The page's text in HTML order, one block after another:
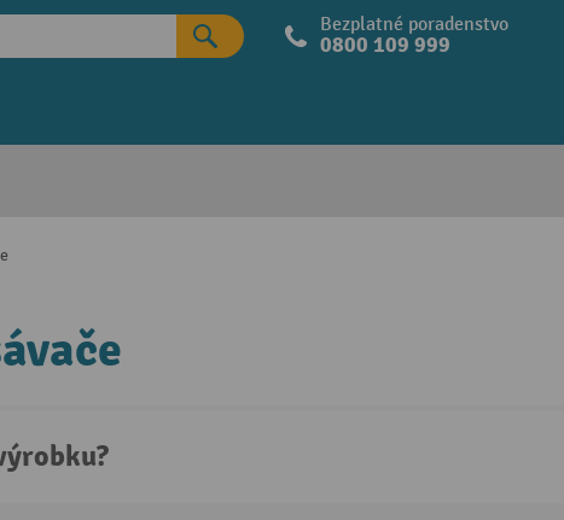
Bezplatné poradenstvo
0800 109 999